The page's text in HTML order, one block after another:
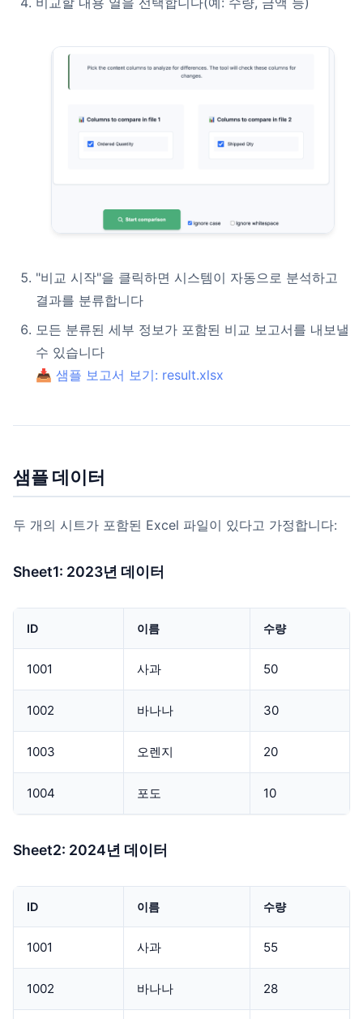
"비교 시작"을 클릭하면 시스템이 자동으로 분석하고
결과를 분류합니다
모든 분류된 세부 정보가 포함된 비교 보고서를 내보낼
수 있습니다
📥 샘플 보고서 보기: result.xlsx
샘플 데이터
두 개의 시트가 포함된 Excel 파일이 있다고 가정합니다:
Sheet1: 2023년 데이터
ID 이름 수량
1001 사과 50
1002 바나나 30
1003 오렌지 20
1004 포도 10
Sheet2: 2024년 데이터
ID 이름 수량
1001 사과 55
1002 바나나 28